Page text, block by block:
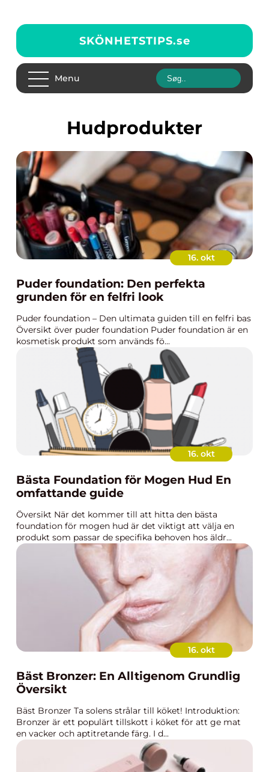
SKÖNHETSTIPS.se
Menu
Hudprodukter
16. okt
Puder foundation: Den perfekta
grunden för en felfri look
Puder foundation – Den ultimata guiden till en felfri bas
Översikt över puder foundation Puder foundation är en
kosmetisk produkt som används fö...
16. okt
Bästa Foundation för Mogen Hud En
omfattande guide
Översikt När det kommer till att hitta den bästa
foundation för mogen hud är det viktigt att välja en
produkt som passar de specifika behoven hos äldr...
16. okt
Bäst Bronzer: En Alltigenom Grundlig
Översikt
Bäst Bronzer Ta solens strålar till köket! Introduktion:
Bronzer är ett populärt tillskott i köket för att ge mat
en vacker och aptitretande färg. I d...